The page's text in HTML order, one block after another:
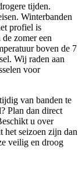
tijden.
Winterbanden
profiel is
zomer een
boven de 7
Wij raden aan
voor
van banden te
Plan dan direct
u over
het seizoen zijn dan
veilig en droog